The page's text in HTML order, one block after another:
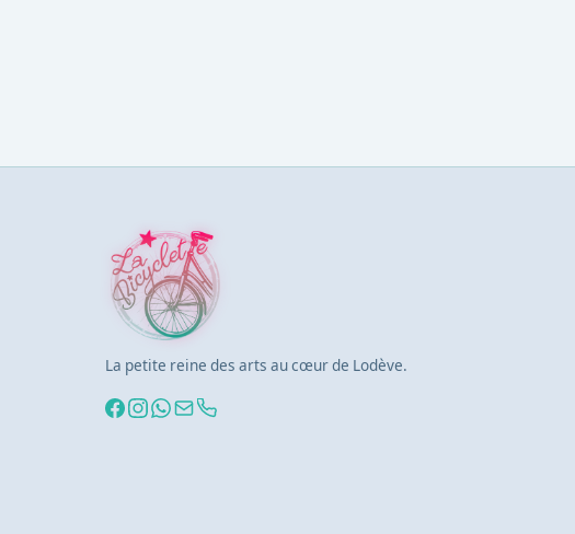
La petite reine des arts au cœur de Lodève.